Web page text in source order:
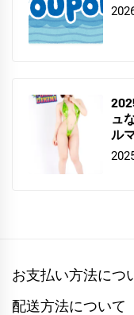
ュ
ル
お支払い方法につ
配送方法について